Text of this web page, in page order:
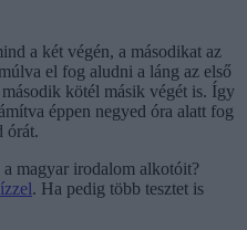
a két végén, a másodikat az
el fog aludni a láng az első
kötél másik végét is. Így
éppen negyed óra alatt fog
órát.
magyar irodalom alkotóit?
. Ha pedig több tesztet is